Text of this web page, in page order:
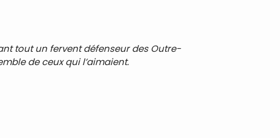
tout un fervent défenseur des Outre-
de ceux qui l’aimaient.